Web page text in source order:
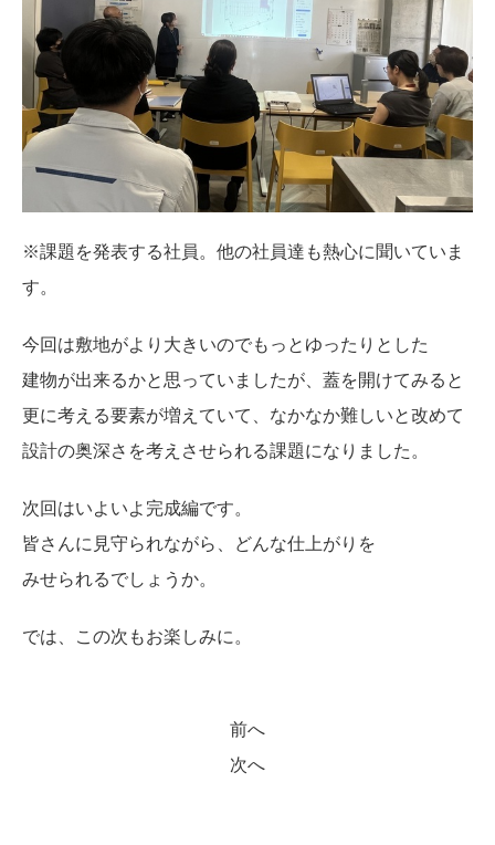
※課題を発表する社員。他の社員達も熱心に聞いていま
す。
今回は敷地がより大きいのでもっとゆったりとした
建物が出来るかと思っていましたが、蓋を開けてみると
更に考える要素が増えていて、なかなか難しいと改めて
設計の奥深さを考えさせられる課題になりました。
次回はいよいよ完成編です。
皆さんに見守られながら、どんな仕上がりを
みせられるでしょうか。
では、この次もお楽しみに。
前へ
次へ